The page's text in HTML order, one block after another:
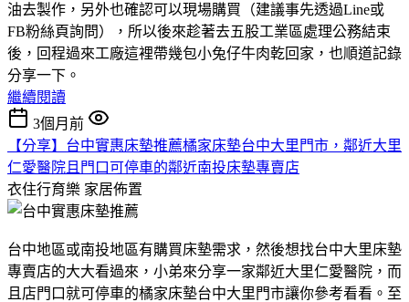
油去製作，另外也確認可以現場購買（建議事先透過Line或
FB粉絲頁詢問），所以後來趁著去五股工業區處理公務結束
後，回程過來工廠這裡帶幾包小兔仔牛肉乾回家，也順道記錄
分享一下。
繼續閱讀
3個月前
【分享】台中實惠床墊推薦橘家床墊台中大里門市，鄰近大里
仁愛醫院且門口可停車的鄰近南投床墊專賣店
衣住行育樂 家居佈置
台中地區或南投地區有購買床墊需求，然後想找台中大里床墊
專賣店的大大看過來，小弟來分享一家鄰近大里仁愛醫院，而
且店門口就可停車的橘家床墊台中大里門市讓你參考看看。至